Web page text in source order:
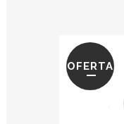
OFERTA